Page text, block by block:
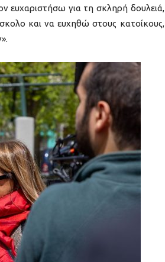
ευχαριστήσω για τη σκληρή δουλειά,
και να ευχηθώ στους κατοίκους,